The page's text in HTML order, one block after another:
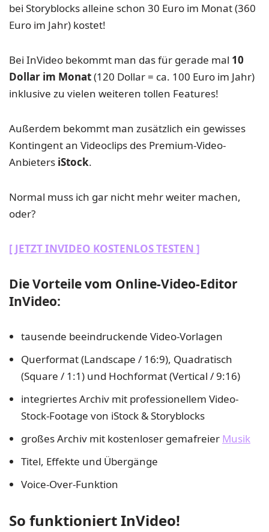
bei Storyblocks alleine schon 30 Euro im Monat (360
Euro im Jahr) kostet!
Bei InVideo bekommt man das für gerade mal 10
Dollar im Monat(120 Dollar = ca. 100 Euro im Jahr)
inklusive zu vielen weiteren tollen Features!
Außerdem bekommt man zusätzlich ein gewisses
Kontingent an Videoclips des Premium-Video-
Anbieters iStock.
Normal muss ich gar nicht mehr weiter machen,
oder?
[ JETZT INVIDEO KOSTENLOS TESTEN ]
Die Vorteile vom Online-Video-Editor
InVideo:
tausende beeindruckende Video-Vorlagen
Querformat (Landscape / 16:9), Quadratisch
(Square / 1:1) und Hochformat (Vertical / 9:16)
integriertes Archiv mit professionellem Video-
Stock-Footage von iStock & Storyblocks
großes Archiv mit kostenloser gemafreier Musik
Titel, Effekte und Übergänge
Voice-Over-Funktion
So funktioniert InVideo!